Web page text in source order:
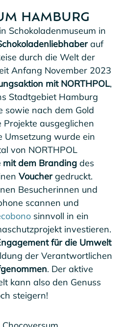
HAMBURG
Schokoladenmuseum in
auf
durch die Welt der
Anfang November 2023
mit NORTHPOL,
Stadtgebiet Hamburg
sowie nach dem Gold
ausgeglichen
Umsetzung wurde ein
von NORTHPOL
mit dem Branding des
Vouchergedruckt.
Besucherinnen und
scannen und
sinnvoll in ein
investieren.
für die Umwelt
der Verantwortlichen
. Der aktive
kann also den Genuss
steigern!